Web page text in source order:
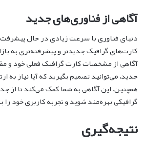
آگاهی از فناوری‌های جدید
دنیای فناوری با سرعت زیادی در حال
کارت‌های گرافیک جدیدتر و پیشرفته‌تری به
آگاهی از مشخصات کارت گرافیک فعلی خود و
جدید، می‌توانید تصمیم بگیرید که آیا نیاز به
همچنین، این آگاهی به شما کمک می‌کند تا از
گرافیکی بهره‌مند شوید و تجربه کاربری خود را
نتیجه‌گیری